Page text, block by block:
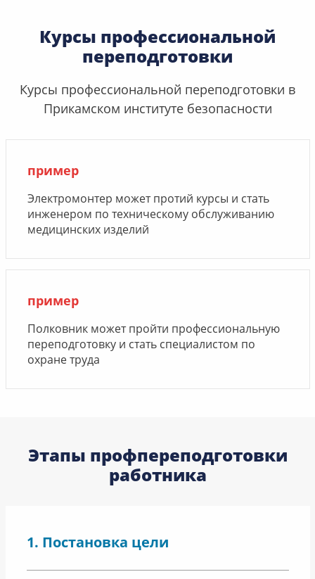
Курсы профессиональной
переподготовки
Курсы профессиональной переподготовки в
Прикамском институте безопасности
пример
Электромонтер может протий курсы и стать
инженером по техническому обслуживанию
медицинских изделий
пример
Полковник может пройти профессиональную
переподготовку и стать специалистом по
охране труда
Этапы профпереподготовки
работника
Постановка цели